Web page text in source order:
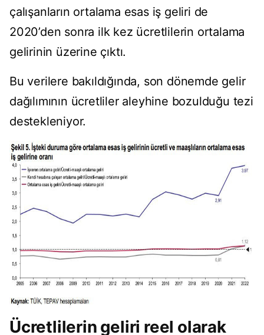
çalışanların ortalama esas iş geliri de
2020’den sonra ilk kez ücretlilerin ortalama
gelirinin üzerine çıktı.
Bu verilere bakıldığında, son dönemde gelir
dağılımının ücretliler aleyhine bozulduğu tezi
destekleniyor.
Ücretlilerin geliri reel olarak